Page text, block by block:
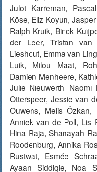
Julot Karreman,
Köse, Eliz Koyun,
Ralph Kruik, Binck
der Leer, Tristan
Lieshout, Emma van
Luik, Milou Maat,
Damien Menheere,
Julie Nieuwerth, Naomi
Otterspeer, Jessie van
Ouwens, Melis Özkan,
Anniek van de Poll, Lis
Hina Raja, Shanayah
Roodenburg, Annika
Rustwat, Esmée
Ayaan Siddiqie, Noa